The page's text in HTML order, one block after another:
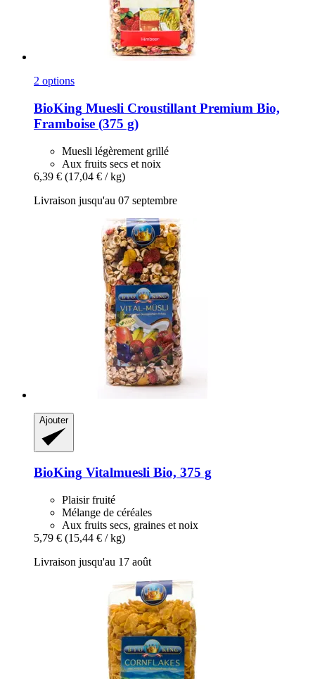
2 options
BioKing Muesli Croustillant Premium Bio,
Framboise (375 g)
Muesli légèrement grillé
Aux fruits secs et noix
6,39 € (17,04 € / kg)
Livraison jusqu'au 07 septembre
Ajouter
BioKing Vitalmuesli Bio, 375 g
Plaisir fruité
Mélange de céréales
Aux fruits secs, graines et noix
5,79 € (15,44 € / kg)
Livraison jusqu'au 17 août